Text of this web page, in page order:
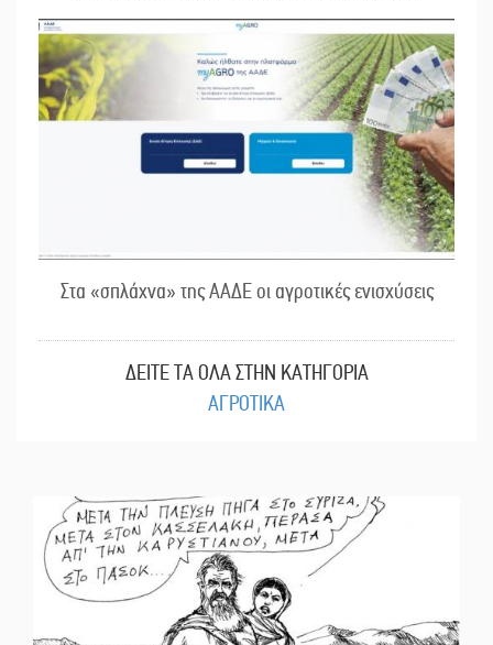
Στα «σπλάχνα» της ΑΑΔΕ οι αγροτικές ενισχύσεις
ΔΕΙΤΕ ΤΑ ΟΛΑ ΣΤΗΝ ΚΑΤΗΓΟΡΙΑ
ΑΓΡΟΤΙΚΑ